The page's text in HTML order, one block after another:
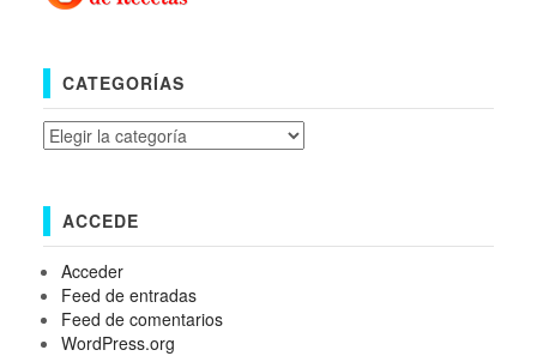
CATEGORÍAS
Categorías
ACCEDE
Acceder
Feed de entradas
Feed de comentarios
WordPress.org